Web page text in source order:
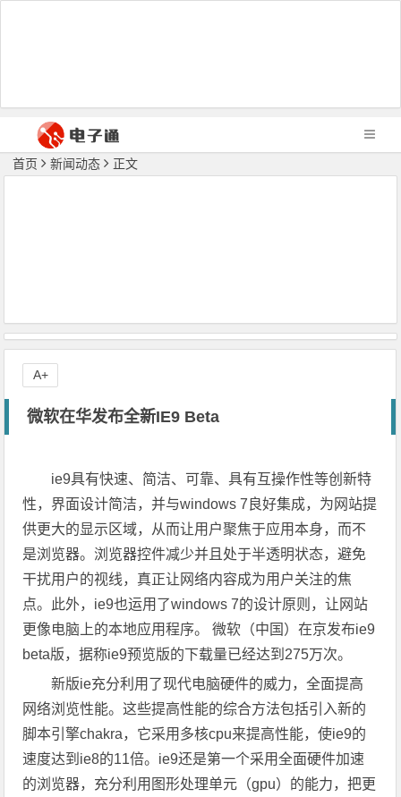
首页 新闻动态 正文
微软在华发布全新IE9 Beta
ie9具有快速、简洁、可靠、具有互操作性等创新特
性，界面设计简洁，并与windows 7良好集成，为网站提
供更大的显示区域，从而让用户聚焦于应用本身，而不
是浏览器。浏览器控件减少并且处于半透明状态，避免
干扰用户的视线，真正让网络内容成为用户关注的焦
点。此外，ie9也运用了windows 7的设计原则，让网站
更像电脑上的本地应用程序。 微软（中国）在京发布ie9
beta版，据称ie9预览版的下载量已经达到275万次。
新版ie充分利用了现代电脑硬件的威力，全面提高
网络浏览性能。这些提高性能的综合方法包括引入新的
脚本引擎chakra，它采用多核cpu来提高性能，使ie9的
速度达到ie8的11倍。ie9还是第一个采用全面硬件加速
的浏览器，充分利用图形处理单元（gpu）的能力，把更
A+